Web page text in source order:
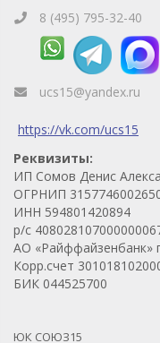
8 (495) 795-32-40
ucs15@yandex.ru
https://vk.com/ucs15
Реквизиты:
ИП Сомов Денис
ОГРНИП
ИНН 594801420894
р/с
АО «Райффайзенбанк»
Корр.счет
БИК 044525700
ЮК СОЮЗ15